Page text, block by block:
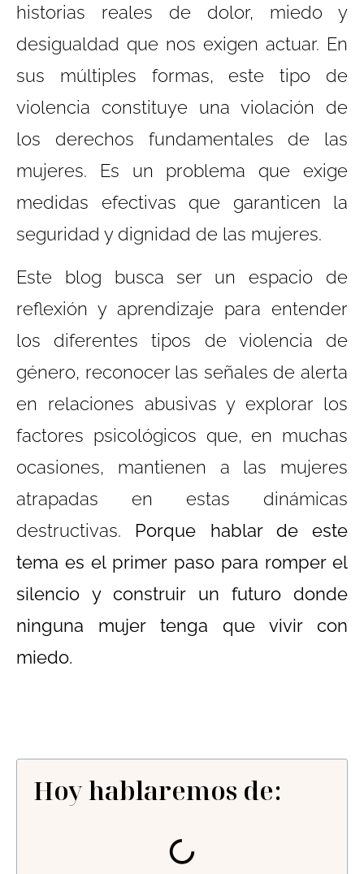
historias reales de dolor, miedo y
desigualdad que nos exigen actuar. En
sus múltiples formas, este tipo de
violencia constituye una violación de
los derechos fundamentales de las
mujeres. Es un problema que exige
medidas efectivas que garanticen la
seguridad y dignidad de las mujeres.
Este blog busca ser un espacio de
reflexión y aprendizaje para entender
los diferentes tipos de violencia de
género, reconocer las señales de alerta
en relaciones abusivas y explorar los
factores psicológicos que, en muchas
ocasiones, mantienen a las mujeres
atrapadas en estas dinámicas
destructivas. Porque hablar de este
tema es el primer paso para romper el
silencio y construir un futuro donde
ninguna mujer tenga que vivir con
miedo.
Hoy hablaremos de: